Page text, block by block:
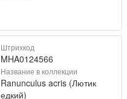
Штрихкод
MHA0124566
Название в коллекции
Ranunculus acris (Лютик
едкий)